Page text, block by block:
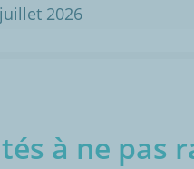
2026
à ne pas